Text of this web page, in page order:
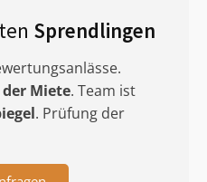
Sprendlingen
der Miete. Team ist
. Prüfung der